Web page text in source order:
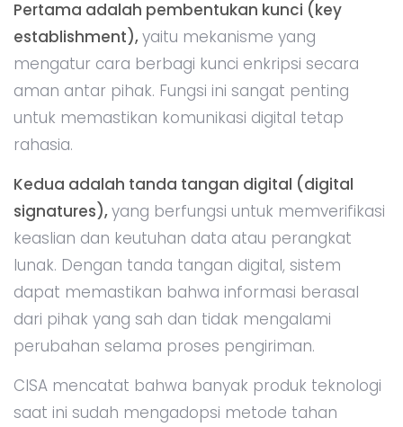
Pertama adalah pembentukan kunci (key
establishment),yaitu mekanisme yang
mengatur cara berbagi kunci enkripsi secara
aman antar pihak. Fungsi ini sangat penting
untuk memastikan komunikasi digital tetap
rahasia.
Kedua adalah tanda tangan digital (digital
signatures),yang berfungsi untuk memverifikasi
keaslian dan keutuhan data atau perangkat
lunak. Dengan tanda tangan digital, sistem
dapat memastikan bahwa informasi berasal
dari pihak yang sah dan tidak mengalami
perubahan selama proses pengiriman.
CISA mencatat bahwa banyak produk teknologi
saat ini sudah mengadopsi metode tahan